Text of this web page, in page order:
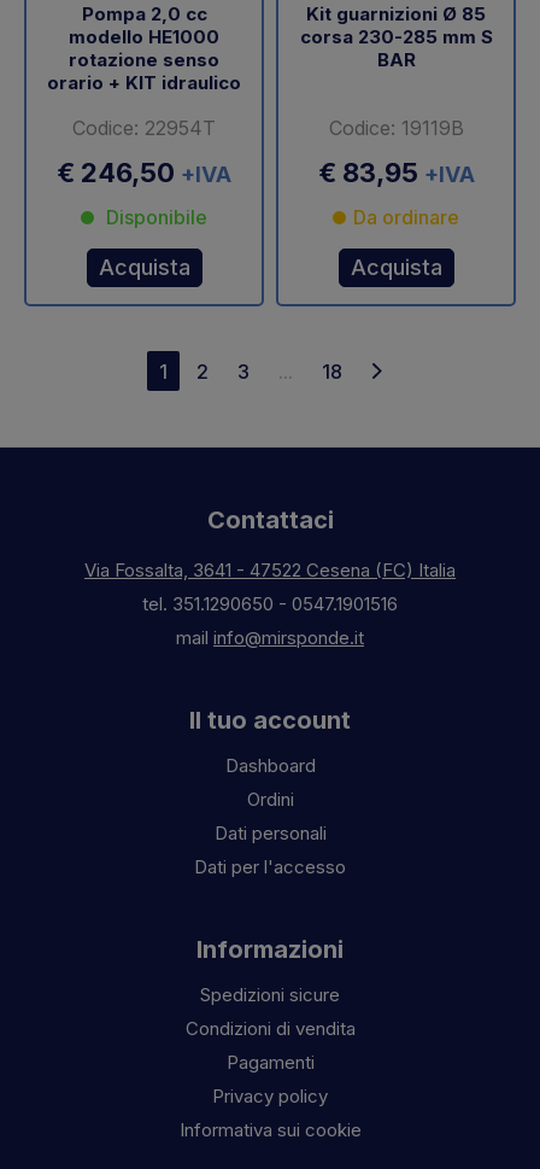
Pompa 2,0 cc
modello HE1000
rotazione senso
orario + KIT idraulico
Codice: 22954T
€ 246,50 +IVA
Disponibile
Acquista
Kit guarnizioni Ø 85
corsa 230-285 mm S
BAR
Codice: 19119B
€ 83,95 +IVA
Da ordinare
Acquista
1 2 3 ... 18
Contattaci
Via Fossalta, 3641 - 47522 Cesena (FC) Italia
tel. 351.1290650 - 0547.1901516
mail info@mirsponde.it
Il tuo account
Dashboard
Ordini
Dati personali
Dati per l'accesso
Informazioni
Spedizioni sicure
Condizioni di vendita
Pagamenti
Privacy policy
Informativa sui cookie